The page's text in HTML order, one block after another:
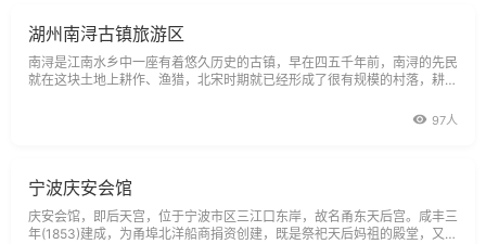
湖州南浔古镇旅游区
南浔是江南水乡中一座有着悠久历史的古镇，早在四五千年前，南浔的先民
就在这块土地上耕作、渔猎，北宋时期就已经形成了很有规模的村落，耕桑
年来就在这古镇上生活。浙江省文物学会研究员范希仁：南浔是江南历史文
97人
宁波庆安会馆
庆安会馆，即后天宫，位于宁波市区三江口东岸，故名甬东天后宫。咸丰三
年(1853)建成，为甬埠北洋船商捐资创建，既是祭祀天后妈祖的殿堂，又是